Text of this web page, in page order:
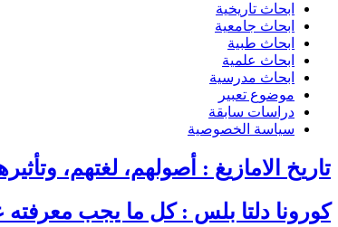
ابحاث تاريخية
ابحاث جامعية
ابحاث طبية
ابحاث علمية
ابحاث مدرسية
موضوع تعبير
دراسات سابقة
سياسة الخصوصية
تاريخ الامازيغ : أصولهم، لغتهم،
كورونا دلتا بلس : كل ما يجب معرفته